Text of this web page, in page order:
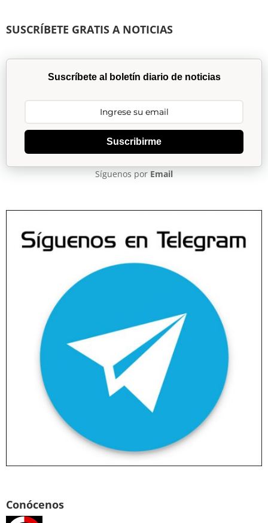
SUSCRÍBETE GRATIS A NOTICIAS
Suscríbete al boletín diario de noticias
Suscribirme
Síguenos por Email
Conócenos